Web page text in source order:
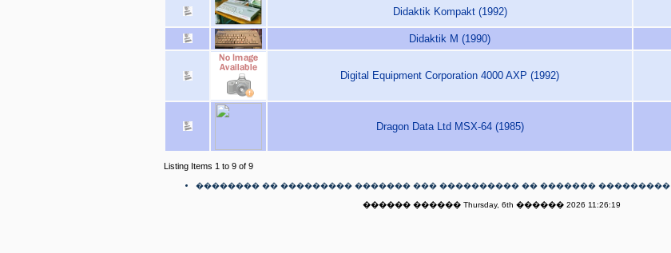
Didaktik Kompakt (1992)
Didaktik M (1990)
Digital Equipment Corporation 4000 AXP (1992)
Dragon Data Ltd MSX-64 (1985)
Listing Items 1 to 9 of 9
�������� �� ��������� ������� ��� ���������� �� ������� ���������
������ ������ Thursday, 6th ������ 2026 11:26:19